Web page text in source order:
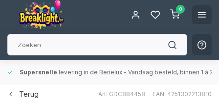
0
Supersnelle levering in de Benelux - Vandaag besteld, binnen 1 à 2
Terug Art: GDC884458 EAN: 4251302213810